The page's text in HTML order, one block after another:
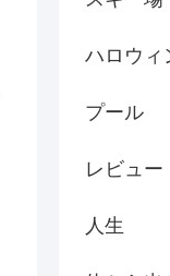
ハロウィ
プール
レビュー
人生